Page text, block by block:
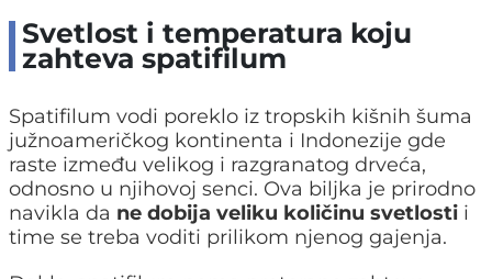
Svetlost i temperatura koju
zahteva spatifilum
Spatifilum vodi poreklo iz tropskih kišnih šuma
južnoameričkog kontinenta i Indonezije gde
raste između velikog i razgranatog drveća,
odnosno u njihovoj senci. Ova biljka je prirodno
navikla da ne dobija veliku količinu svetlosti i
time se treba voditi prilikom njenog gajenja.